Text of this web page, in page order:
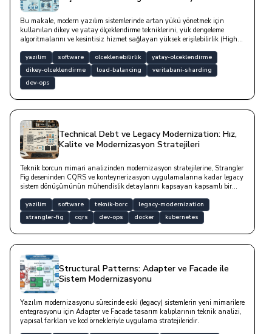
Bu makale, modern yazılım sistemlerinde artan yükü yönetmek için
kullanılan dikey ve yatay ölçeklendirme tekniklerini, yük dengeleme
algoritmalarını ve kesintisiz hizmet sağlayan yüksek erişilebilirlik (High-
incelemektedir.
yazilim software olceklenebilirlik
yatay-olceklendirme
dikey-olceklendirme
load-balancing
veritabani-sharding
dev-ops
Technical Debt ve Legacy Modernization: Hız,
Kalite ve Modernizasyon Stratejileri
Teknik borcun mimari analizinden modernizasyon stratejilerine, Strangler
Fig deseninden CQRS ve konteynerizasyon uygulamalarına kadar legacy
sistem dönüşümünün mühendislik detaylarını kapsayan kapsamlı bir
yazilim software teknik-borc
legacy-modernization
strangler-fig
cqrs dev-ops docker kubernetes
Structural Patterns: Adapter ve Facade ile
Sistem Modernizasyonu
Yazılım modernizasyonu sürecinde eski (legacy) sistemlerin yeni mimarilere
entegrasyonu için Adapter ve Facade tasarım kalıplarının teknik analizi,
yapısal farkları ve kod örnekleriyle uygulama stratejileridir.